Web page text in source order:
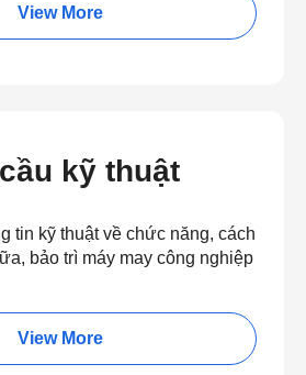
View More
kỹ thuật
tin kỹ thuật về chức năng, cách
bảo trì máy may công nghiệp
View More